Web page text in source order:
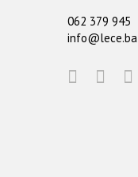
062 379 945
info@lece.ba